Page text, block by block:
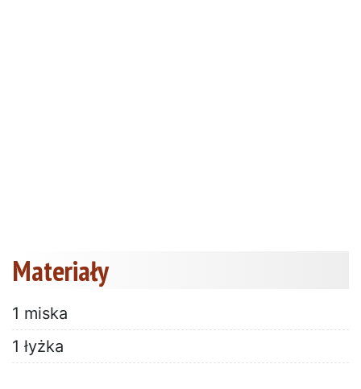
Materiały
1 miska
1 łyżka